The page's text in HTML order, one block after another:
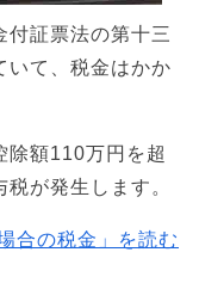
付証票法の第十三
いて、税金はかか
除額110万円を超
が発生します。
合の税金」を読む